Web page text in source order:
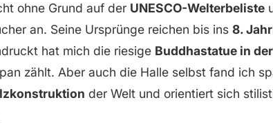
ohne Grund auf der UNESCO-Welterbeliste
an. Seine Ursprünge reichen bis ins 8.
hat mich die riesige Buddhastatue in
zählt. Aber auch die Halle selbst fand ich
der Welt und orientiert sich